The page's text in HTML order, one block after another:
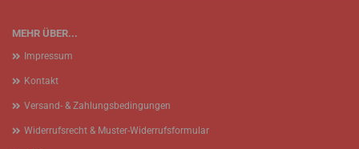
MEHR ÜBER...
Impressum
Kontakt
Versand- & Zahlungsbedingungen
Widerrufsrecht & Muster-Widerrufsformular